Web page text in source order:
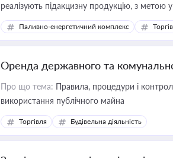
реалізують підакцизну продукцію, з
Паливно-енергетичний комплекс
Оренда державного та
Про що тема: Правила, процедури і
використання публічного майна
Торгівля Будівельна діяльність